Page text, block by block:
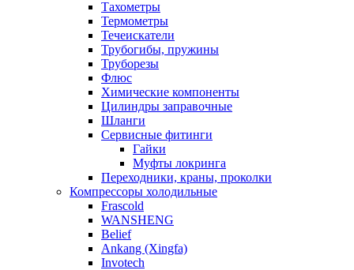
Тахометры
Термометры
Течеискатели
Трубогибы, пружины
Труборезы
Флюс
Химические компоненты
Цилиндры заправочные
Шланги
Сервисные фитинги
Гайки
Муфты локринга
Переходники, краны, проколки
Компрессоры холодильные
Frascold
WANSHENG
Belief
Ankang (Xingfa)
Invotech